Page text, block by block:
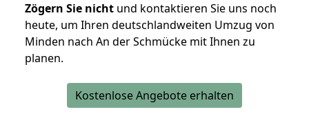
Zögern Sie nicht und kontaktieren Sie uns noch
heute, um Ihren deutschlandweiten Umzug von
Minden nach An der Schmücke mit Ihnen zu
planen.
Kostenlose Angebote erhalten